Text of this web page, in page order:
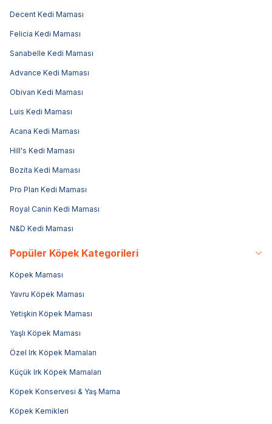
Decent Kedi Maması
Felicia Kedi Maması
Sanabelle Kedi Maması
Advance Kedi Maması
Obivan Kedi Maması
Luis Kedi Maması
Acana Kedi Maması
Hill's Kedi Maması
Bozita Kedi Maması
Pro Plan Kedi Maması
Royal Canin Kedi Maması
N&D Kedi Maması
Popüler Köpek Kategorileri
Köpek Maması
Yavru Köpek Maması
Yetişkin Köpek Maması
Yaşlı Köpek Maması
Özel Irk Köpek Mamaları
Küçük Irk Köpek Mamaları
Köpek Konservesi & Yaş Mama
Köpek Kemikleri